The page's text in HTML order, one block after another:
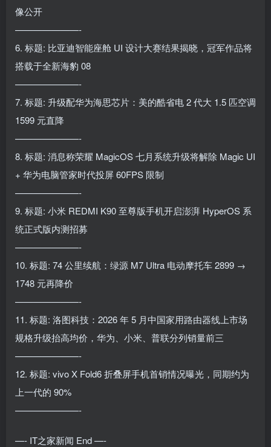
像公开
———————-
6. 标题: 比亚迪智能座舱 UI 设计大赛结果揭晓，冠军作品将
搭载于全新海豹 08
———————-
7. 标题: 升级配华为海思芯片：美的酷省电 2 代大 1.5 匹空调
1599 元直降
———————-
8. 标题: 消息称荣耀 MagicOS 七月系统升级将解除 Magic UI
+ 华为电脑管家时代投屏 60FPS 限制
———————-
9. 标题: 小米 REDMI K90 至尊版手机开启澎湃 HyperOS 系
统正式版内测招募
———————-
10. 标题: 74 公里续航：绿源 M7 Ultra 电动摩托车 2899 →
1748 元再降价
———————-
11. 标题: 洛图科技：2026 年 5 月中国家用路由器线上市场
规格升级抬高均价，华为、小米、普联分列销量前三
———————-
12. 标题: vivo X Fold6 折叠屏手机首销情况曝光，同期约为
上一代的 90%
———————-
—- IT之家新闻 End —-